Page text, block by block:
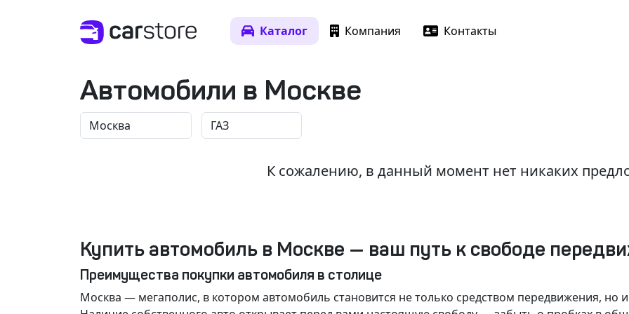
Каталог Компания Контакты
Автомобили в Москве
К сожалению, в данный момент нет никаких
Купить автомобиль в Москве — ваш путь к свободе
Преимущества покупки автомобиля в столице
Москва — мегаполис, в котором автомобиль становится не только средством передвижения,